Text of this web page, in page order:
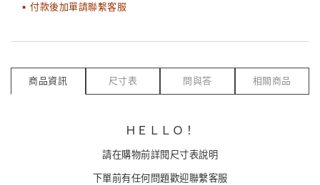
▪ 付款後加單請聯繫客服
商品資訊 尺寸表 問與答 相關商品
ＨＥＬＬＯ！
請在購物前詳閱尺寸表說明
下單前有任何問題歡迎聯繫客服